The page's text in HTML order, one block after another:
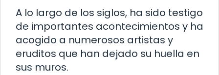
A lo largo de los siglos, ha sido testigo
de importantes acontecimientos y ha
acogido a numerosos artistas y
eruditos que han dejado su huella en
sus muros.